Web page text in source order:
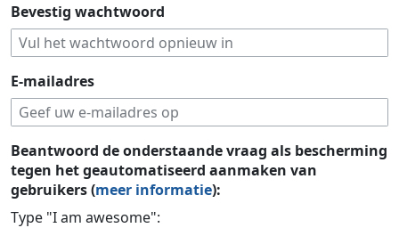
Bevestig wachtwoord
E-mailadres
Beantwoord de onderstaande vraag als bescherming
tegen het geautomatiseerd aanmaken van
gebruikers (meer informatie):
Type "I am awesome":